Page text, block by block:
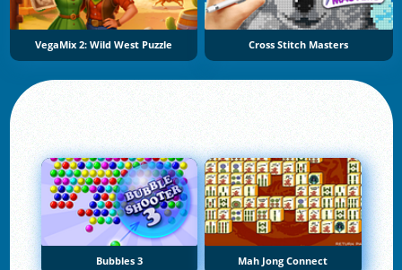
VegaMix 2: Wild West Puzzle Cross Stitch Masters
Bubbles 3 Mah Jong Connect